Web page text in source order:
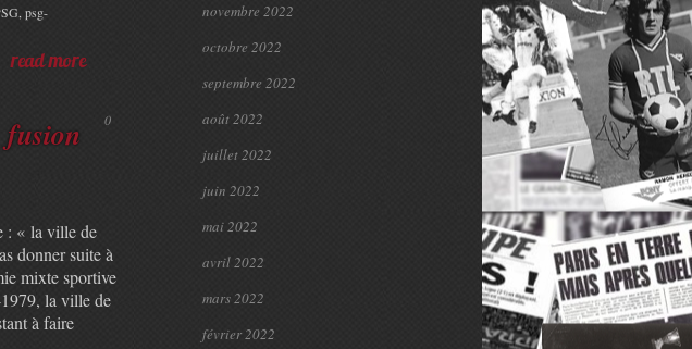
,psg-
read more
0
: « la ville de
donner suite à
mixte sportive
la ville de
à faire
novembre 2022
octobre 2022
septembre 2022
août 2022
juillet 2022
juin 2022
mai 2022
avril 2022
mars 2022
février 2022